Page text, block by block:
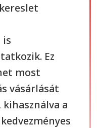
is
Ez
most
vásárlását
a